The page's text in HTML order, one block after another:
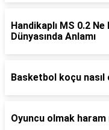
Handikaplı MS 0.2
Dünyasında Anlamı
Basketbol koçu nasıl
Oyuncu olmak haram